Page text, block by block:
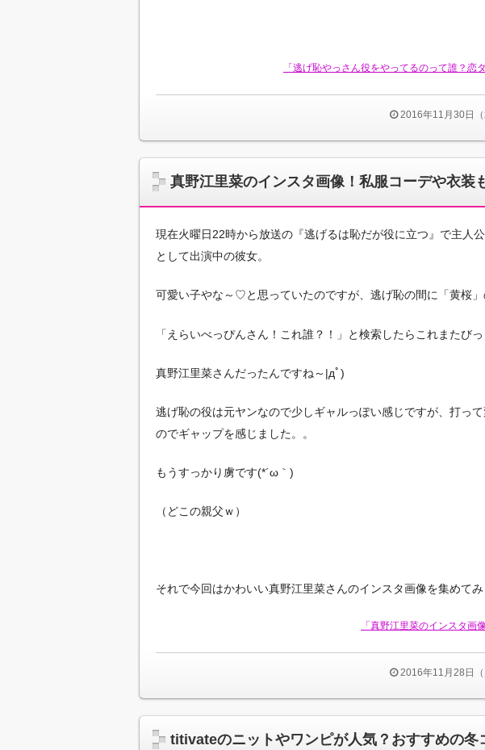
「逃げ恥やっさん役をやってるのって誰？
2016年11月30日（
真野江里菜のインスタ画像！私服コーデや衣装
現在火曜日22時から放送の『逃げるは恥だが役に立つ』で主人
として出演中の彼女。
可愛い子やな～♡と思っていたのですが、逃げ恥の間に「黄桜
「えらいべっぴんさん！これ誰？！」と検索したらこれまたびっ
真野江里菜さんだったんですね～|дﾟ)
逃げ恥の役は元ヤンなので少しギャルっぽい感じですが、打っ
のでギャップを感じました。。
もうすっかり虜です(*´ω｀)
（どこの親父ｗ）
それで今回はかわいい真野江里菜さんのインスタ画像を集めて
「真野江里菜のインスタ
2016年11月28日（
titivateのニットやワンピが人気？おすすめの冬